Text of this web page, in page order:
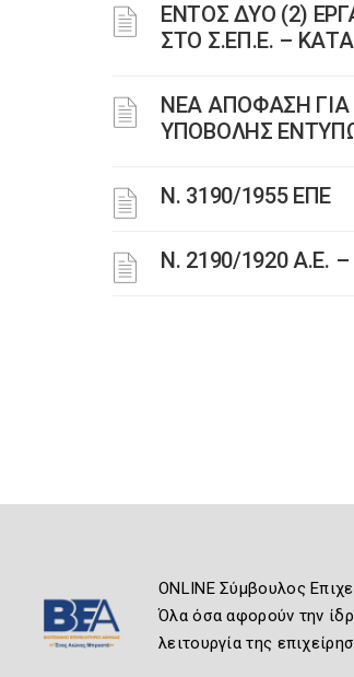
ΕΝΤΟΣ ΔΥΟ (2)
ΣΤΟ Σ.ΕΠ.Ε. –
ΝΕΑ ΑΠΟΦΑΣΗ ΓΙΑ
ΥΠΟΒΟΛΗΣ
Ν. 3190/1955 ΕΠΕ
Ν. 2190/1920 Α.Ε.
ONLINE Σύμβουλος
Όλα όσα αφορούν την
λειτουργία της